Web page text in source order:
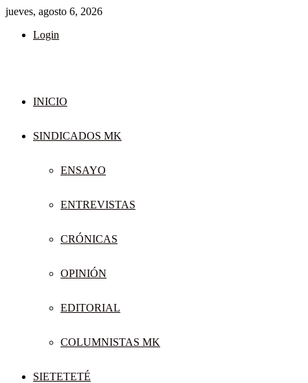
jueves, agosto 6, 2026
Login
INICIO
SINDICADOS MK
ENSAYO
ENTREVISTAS
CRÓNICAS
OPINIÓN
EDITORIAL
COLUMNISTAS MK
SIETETETÉ